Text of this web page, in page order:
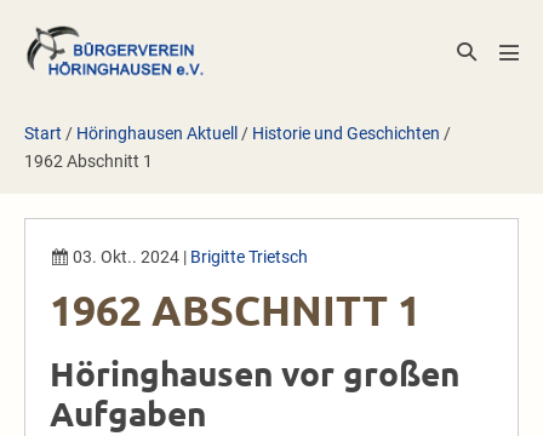
Inhalt
springen
Suche-
Start / Höringhausen Aktuell / Historie und Geschichten /
1962 Abschnitt 1
03. Okt.. 2024 | Brigitte Trietsch
1962 ABSCHNITT 1
Höringhausen vor großen
Aufgaben